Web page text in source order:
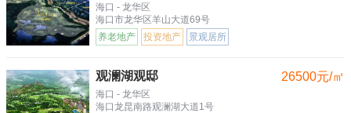
海口 - 龙华区
海口市龙华区羊山大道69号
养老地产
投资地产 景观居所
观澜湖观邸
海口 - 龙华区
26500元/㎡
海口龙昆南路观澜湖大道1号